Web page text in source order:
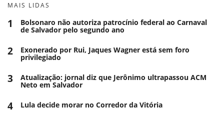
MAIS LIDAS
1 Bolsonaro não autoriza patrocínio federal ao Carnaval
de Salvador pelo segundo ano
2 Exonerado por Rui, Jaques Wagner está sem foro
privilegiado
3 Atualização: jornal diz que Jerônimo ultrapassou ACM
Neto em Salvador
4 Lula decide morar no Corredor da Vitória